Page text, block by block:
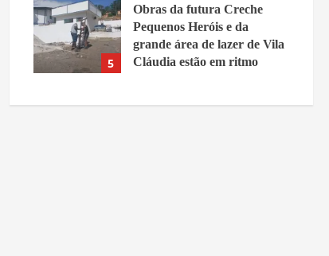
5
Obras da futura Creche
Pequenos Heróis e da
grande área de lazer de Vila
Cláudia estão em ritmo